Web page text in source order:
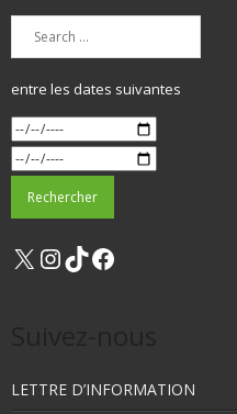
entre les dates suivantes
X Instagram
TikTok
LETTRE D’INFORMATION